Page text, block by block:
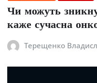
Чи можуть
каже сучасна
Терещенко